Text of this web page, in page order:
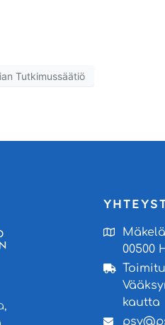
Tutkimussäätiö
00500
kautta